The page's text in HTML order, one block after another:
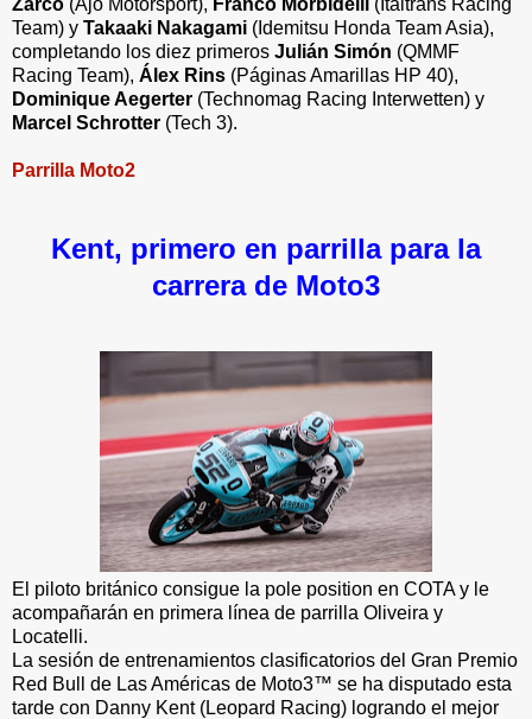
Team) y Takaaki Nakagami (Idemitsu Honda Team Asia),
completando los diez primeros Julián Simón (QMMF
Racing Team), Álex Rins (Páginas Amarillas HP 40),
Dominique Aegerter (Technomag Racing Interwetten) y
Marcel Schrotter (Tech 3).
Parrilla Moto2
Kent, primero en parrilla para la
carrera de Moto3
El piloto británico consigue la pole position en COTA y le
acompañarán en primera línea de parrilla Oliveira y
Locatelli.
La sesión de entrenamientos clasificatorios del Gran Premio
Red Bull de Las Américas de Moto3™ se ha disputado esta
tarde con Danny Kent (Leopard Racing) logrando el mejor